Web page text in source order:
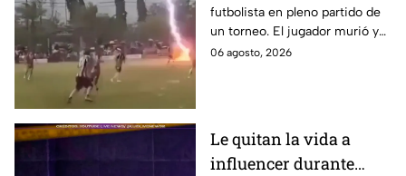
en pleno partido
futbolista en pleno partido de
un torneo. El jugador murió y
otros nueve resultaron heridos
06 agosto, 2026
Le quitan la vida a
influencer durante